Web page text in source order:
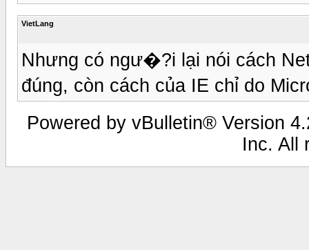
VietLang
Nhưng có ngư�?i lại nói cách
đúng, còn cách của IE chỉ do
Powered by vBulletin® Version
Inc. All